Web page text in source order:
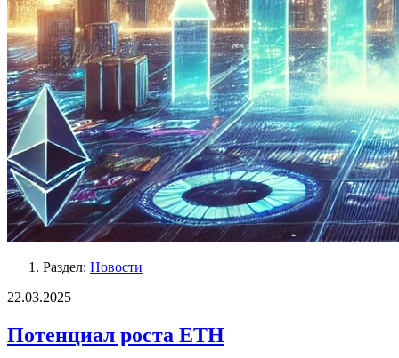
Раздел: Новости
22.03.2025
Потенциал роста ETH